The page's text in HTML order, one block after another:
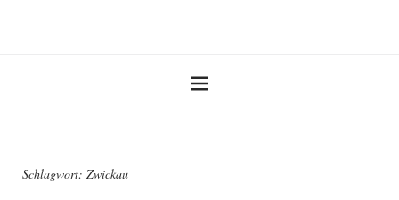
Schlagwort: Zwickau